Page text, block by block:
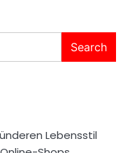
Search
Lebensstil